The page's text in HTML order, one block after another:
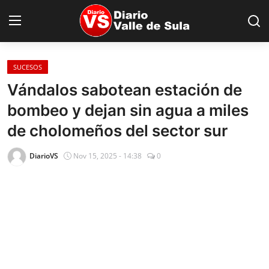
Inicio
Nacionales
Internacionales
Sucesos
SUCESOS
Vándalos sabotean estación de
bombeo y dejan sin agua a miles
de cholomeños del sector sur
DiarioVS Nov 15, 2025 - 14:38 0